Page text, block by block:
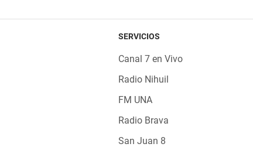
SERVICIOS
Canal 7 en Vivo
Radio Nihuil
FM UNA
Radio Brava
San Juan 8